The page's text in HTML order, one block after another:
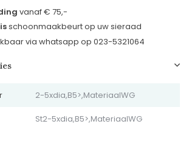
vanaf € 75,-
schoonmaakbeurt op uw sieraad
via whatsapp op 023-5321064
2-5xdia,B5>,MateriaalWG
St2-5xdia,B5>,MateriaalWG